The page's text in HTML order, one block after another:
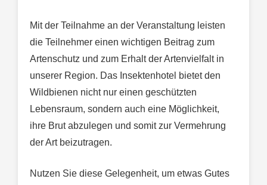
Mit der Teilnahme an der Veranstaltung leisten
die Teilnehmer einen wichtigen Beitrag zum
Artenschutz und zum Erhalt der Artenvielfalt in
unserer Region. Das Insektenhotel bietet den
Wildbienen nicht nur einen geschützten
Lebensraum, sondern auch eine Möglichkeit,
ihre Brut abzulegen und somit zur Vermehrung
der Art beizutragen.
Nutzen Sie diese Gelegenheit, um etwas Gutes